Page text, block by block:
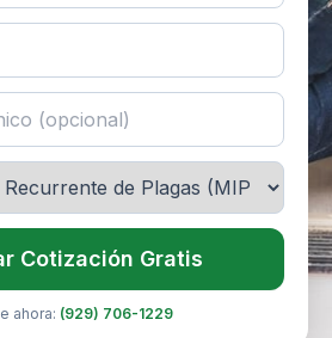
Cotización Gratis
ahora: (929) 706-1229